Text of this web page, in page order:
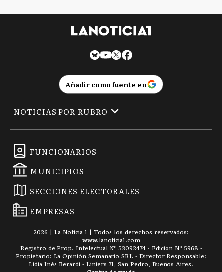
Añadir como fuente en
FUNCIONARIOS
MUNICIPIOS
SECCIONES ELECTORALES
EMPRESAS
NOTICIAS POR RUBRO
2026 | La Noticia 1 | Todos los derechos reservados:
www.lanoticia1.com
Registro de Prop. Intelectual Nº 53092474 · Edición Nº 5968 -
Propietario: La Opinión Semanario SRL - Director Responsable:
Lidia Inés Berardi - Liniers 71, San Pedro, Buenos Aires.